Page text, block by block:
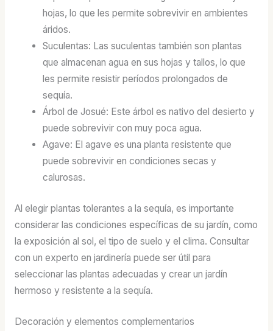
hojas, lo que les permite sobrevivir en ambientes
áridos.
Suculentas: Las suculentas también son plantas
que almacenan agua en sus hojas y tallos, lo que
les permite resistir períodos prolongados de
sequía.
Árbol de Josué: Este árbol es nativo del desierto y
puede sobrevivir con muy poca agua.
Agave: El agave es una planta resistente que
puede sobrevivir en condiciones secas y
calurosas.
Al elegir plantas tolerantes a la sequía, es importante
considerar las condiciones específicas de su jardín, como
la exposición al sol, el tipo de suelo y el clima. Consultar
con un experto en jardinería puede ser útil para
seleccionar las plantas adecuadas y crear un jardín
hermoso y resistente a la sequía.
Decoración y elementos complementarios